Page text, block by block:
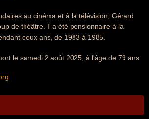
au cinéma et à la télévision, Gérard
de théâtre. Il a été pensionnaire à la
deux ans, de 1983 à 1985.
le samedi 2 août 2025, à l'âge de 79 ans.